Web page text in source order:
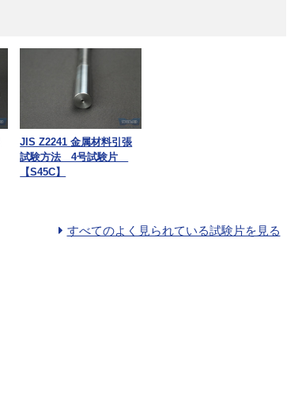
JIS Z2241 金属材料引張
試験方法 4号試験片
【S45C】
すべてのよく見られている試験片を見る